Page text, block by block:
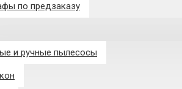
по предзаказу
и ручные пылесосы